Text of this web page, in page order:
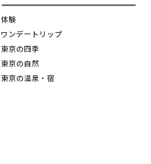
体験
ワンデートリップ
東京の四季
東京の自然
東京の温泉・宿